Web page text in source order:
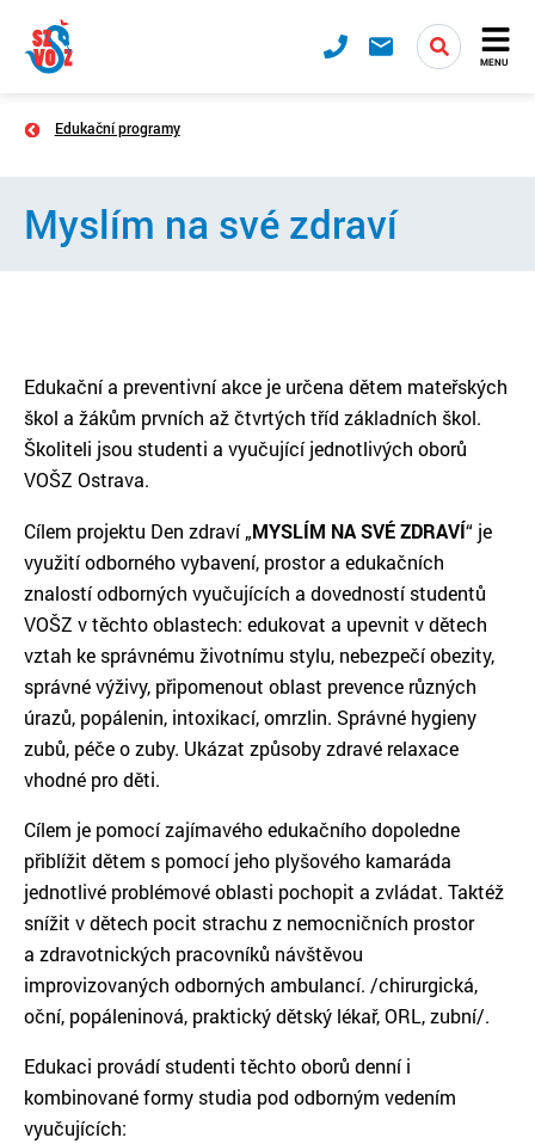
MENU
Edukační programy
Myslím na své zdraví
Edukační a preventivní akce je určena dětem mateřských
škol a žákům prvních až čtvrtých tříd základních škol.
Školiteli jsou studenti a vyučující jednotlivých oborů
VOŠZ Ostrava.
Cílem projektu Den zdraví „MYSLÍM NA SVÉ ZDRAVÍ“ je
využití odborného vybavení, prostor a edukačních
znalostí odborných vyučujících a dovedností studentů
VOŠZ v těchto oblastech: edukovat a upevnit v dětech
vztah ke správnému životnímu stylu, nebezpečí obezity,
správné výživy, připomenout oblast prevence různých
úrazů, popálenin, intoxikací, omrzlin. Správné hygieny
zubů, péče o zuby. Ukázat způsoby zdravé relaxace
vhodné pro děti.
Cílem je pomocí zajímavého edukačního dopoledne
přiblížit dětem s pomocí jeho plyšového kamaráda
jednotlivé problémové oblasti pochopit a zvládat. Taktéž
snížit v dětech pocit strachu z nemocničních prostor
a zdravotnických pracovníků návštěvou
improvizovaných odborných ambulancí. /chirurgická,
oční, popáleninová, praktický dětský lékař, ORL, zubní/.
Edukaci provádí studenti těchto oborů denní i
kombinované formy studia pod odborným vedením
vyučujících: